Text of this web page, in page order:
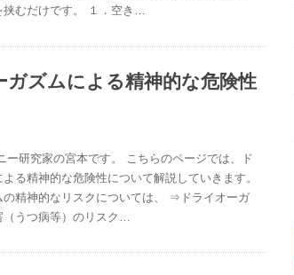
挟むだけです。 １．空き…
ガズムによる精神的な危険性
ー研究家の宮本です。 こちらのページでは、ド
る精神的な危険性について解説していきます。
の精神的なリスクについては、 ⇒ドライオーガ
（うつ病等）のリスク…